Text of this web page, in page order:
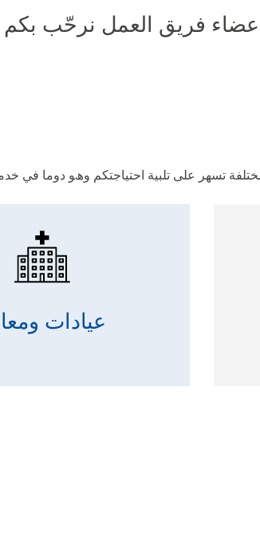
ﻓﺮﯾﻖ اﻟﻌﻤﻞ ﻧﺮﺣّﺐ ﺑﻜﻢ
ﺗﺴﮭﺮ ﻋﻠﻰ ﺗﻠﺒﯿﺔ اﺣﺘﯿﺎﺟﺘﻜﻢ وھﻮ دوﻣﺎ ﻓﻲ
عيادات